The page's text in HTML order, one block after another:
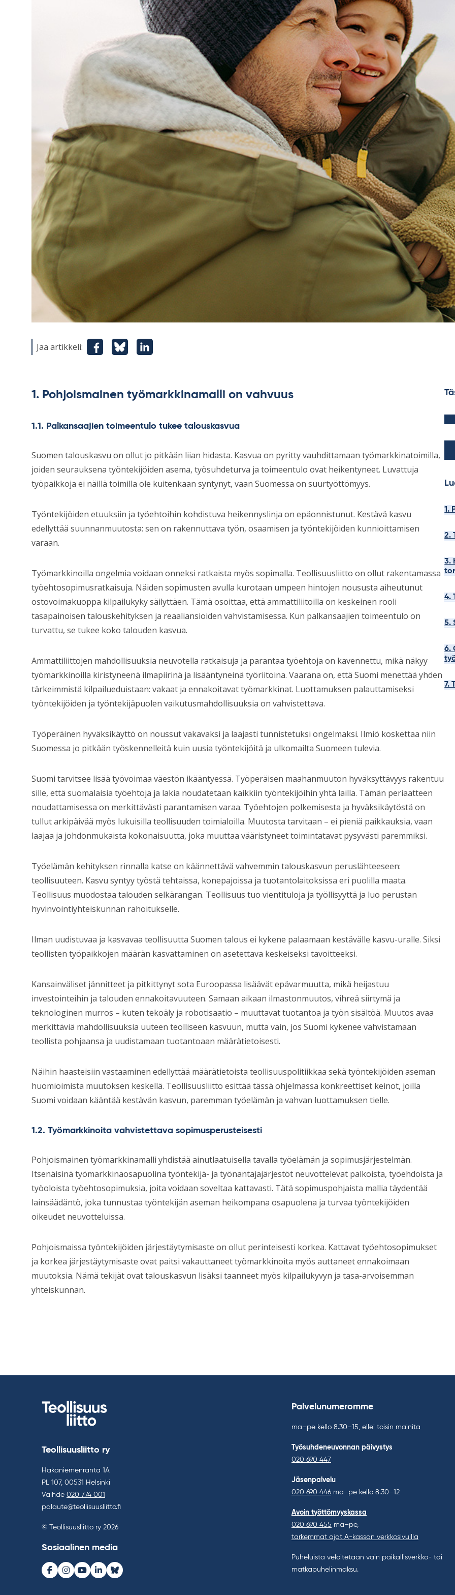
Jaa artikkeli:
1. Pohjoismainen työmarkkinamalli on vahvuus
1.1. Palkansaajien toimeentulo tukee talouskasvua
Suomen talouskasvu on ollut jo pitkään liian hidasta. Kasvua on pyritty vauhdittamaan työmarkkinatoimilla,
joiden seurauksena työntekijöiden asema, työsuhdeturva ja toimeentulo ovat heikentyneet. Luvattuja
työpaikkoja ei näillä toimilla ole kuitenkaan syntynyt, vaan Suomessa on suurtyöttömyys.
Työntekijöiden etuuksiin ja työehtoihin kohdistuva heikennyslinja on epäonnistunut. Kestävä kasvu
edellyttää suunnanmuutosta: sen on rakennuttava työn, osaamisen ja työntekijöiden kunnioittamisen
varaan.
Työmarkkinoilla ongelmia voidaan onneksi ratkaista myös sopimalla. Teollisuusliitto on ollut rakentamassa
työehtosopimusratkaisuja. Näiden sopimusten avulla kurotaan umpeen hintojen noususta aiheutunut
ostovoimakuoppa kilpailukyky säilyttäen. Tämä osoittaa, että ammattiliitoilla on keskeinen rooli
tasapainoisen talouskehityksen ja reaaliansioiden vahvistamisessa. Kun palkansaajien toimeentulo on
turvattu, se tukee koko talouden kasvua.
Ammattiliittojen mahdollisuuksia neuvotella ratkaisuja ja parantaa työehtoja on kavennettu, mikä näkyy
työmarkkinoilla kiristyneenä ilmapiirinä ja lisääntyneinä työriitoina. Vaarana on, että Suomi menettää yhden
tärkeimmistä kilpailueduistaan: vakaat ja ennakoitavat työmarkkinat. Luottamuksen palauttamiseksi
työntekijöiden ja työntekijäpuolen vaikutusmahdollisuuksia on vahvistettava.
Työperäinen hyväksikäyttö on noussut vakavaksi ja laajasti tunnistetuksi ongelmaksi. Ilmiö koskettaa niin
Suomessa jo pitkään työskennelleitä kuin uusia työntekijöitä ja ulkomailta Suomeen tulevia.
Suomi tarvitsee lisää työvoimaa väestön ikääntyessä. Työperäisen maahanmuuton hyväksyttävyys rakentuu
sille, että suomalaisia työehtoja ja lakia noudatetaan kaikkiin työntekijöihin yhtä lailla. Tämän periaatteen
noudattamisessa on merkittävästi parantamisen varaa. Työehtojen polkemisesta ja hyväksikäytöstä on
tullut arkipäivää myös lukuisilla teollisuuden toimialoilla. Muutosta tarvitaan – ei pieniä paikkauksia, vaan
laajaa ja johdonmukaista kokonaisuutta, joka muuttaa vääristyneet toimintatavat pysyvästi paremmiksi.
Työelämän kehityksen rinnalla katse on käännettävä vahvemmin talouskasvun peruslähteeseen:
teollisuuteen. Kasvu syntyy työstä tehtaissa, konepajoissa ja tuotantolaitoksissa eri puolilla maata.
Teollisuus muodostaa talouden selkärangan. Teollisuus tuo vientituloja ja työllisyyttä ja luo perustan
hyvinvointiyhteiskunnan rahoitukselle.
Ilman uudistuvaa ja kasvavaa teollisuutta Suomen talous ei kykene palaamaan kestävälle kasvu-uralle. Siksi
teollisten työpaikkojen määrän kasvattaminen on asetettava keskeiseksi tavoitteeksi.
Kansainväliset jännitteet ja pitkittynyt sota Euroopassa lisäävät epävarmuutta, mikä heijastuu
investointeihin ja talouden ennakoitavuuteen. Samaan aikaan ilmastonmuutos, vihreä siirtymä ja
teknologinen murros – kuten tekoäly ja robotisaatio – muuttavat tuotantoa ja työn sisältöä. Muutos avaa
merkittäviä mahdollisuuksia uuteen teolliseen kasvuun, mutta vain, jos Suomi kykenee vahvistamaan
teollista pohjaansa ja uudistamaan tuotantoaan määrätietoisesti.
Näihin haasteisiin vastaaminen edellyttää määrätietoista teollisuuspolitiikkaa sekä työntekijöiden aseman
huomioimista muutoksen keskellä. Teollisuusliitto esittää tässä ohjelmassa konkreettiset keinot, joilla
Suomi voidaan kääntää kestävän kasvun, paremman työelämän ja vahvan luottamuksen tielle.
1.2. Työmarkkinoita vahvistettava sopimusperusteisesti
Pohjoismainen työmarkkinamalli yhdistää ainutlaatuisella tavalla työelämän ja sopimusjärjestelmän.
Itsenäisinä työmarkkinaosapuolina työntekijä- ja työnantajajärjestöt neuvottelevat palkoista, työehdoista ja
työoloista työehtosopimuksia, joita voidaan soveltaa kattavasti. Tätä sopimuspohjaista mallia täydentää
lainsäädäntö, joka tunnustaa työntekijän aseman heikompana osapuolena ja turvaa työntekijöiden
oikeudet neuvotteluissa.
Pohjoismaissa työntekijöiden järjestäytymisaste on ollut perinteisesti korkea. Kattavat työehtosopimukset
ja korkea järjestäytymisaste ovat paitsi vakauttaneet työmarkkinoita myös auttaneet ennakoimaan
muutoksia. Nämä tekijät ovat talouskasvun lisäksi taanneet myös kilpailukyvyn ja tasa-arvoisemman
yhteiskunnan.
1.
2.
3.
4.
5.
6.
7.
Teollisuusliitto ry
Hakaniemenranta 1A
PL 107, 00531 Helsinki
Vaihde 020 774 001
palaute@teollisuusliitto.fi
© Teollisuusliitto ry 2026
Sosiaalinen media
Facebook
Instagram
Youtube
LinkedInBluesky
Palvelunumeromme
ma–pe kello 8.30–15, ellei toisin mainita
Työsuhdeneuvonnan päivystys
020 690 447
Jäsenpalvelu
020 690 446 ma–pe kello 8.30–12
Avoin työttömyyskassa
020 690 455 ma–pe,
tarkemmat ajat A-kassan verkkosivuilla
Puheluista veloitetaan vain paikallisverkko- tai
matkapuhelinmaksu.